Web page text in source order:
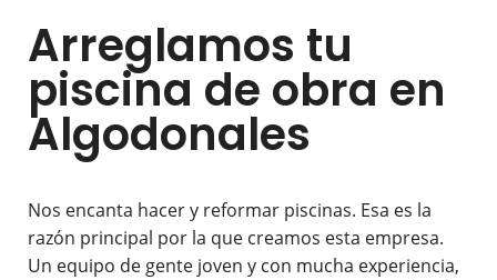
Arreglamos tu
piscina de obra en
Algodonales
Nos encanta hacer y reformar piscinas. Esa es la
razón principal por la que creamos esta empresa.
Un equipo de gente joven y con mucha experiencia,